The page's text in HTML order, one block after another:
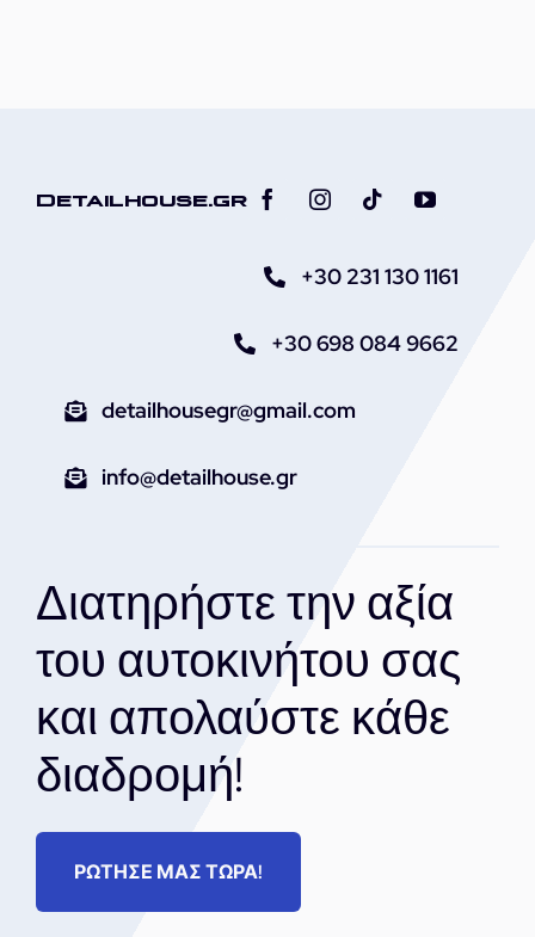
Detailhouse.gr
+30 231 130 1161
+30 698 084 9662
detailhousegr@gmail.com
info@detailhouse.gr
Διατηρήστε την αξία
του αυτοκινήτου σας
και απολαύστε κάθε
διαδρομή!
ΡΩΤΗΣΕ ΜΑΣ ΤΩΡΑ!